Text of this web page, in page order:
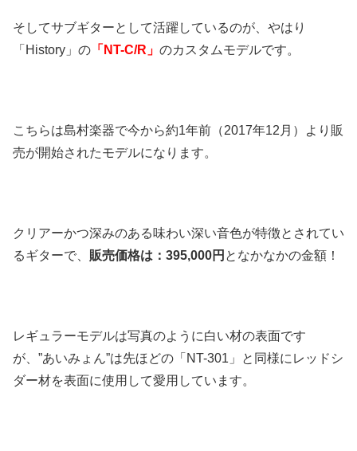
そしてサブギターとして活躍しているのが、やはり
「History」の 「NT-C/R」 のカスタムモデルです。
こちらは島村楽器で今から約1年前（2017年12月）より販
売が開始されたモデルになります。
クリアーかつ深みのある味わい深い音色が特徴とされてい
るギターで、 販売価格は：395,000円 となかなかの金額！
レギュラーモデルは写真のように白い材の表面です
が、”あいみょん”は先ほどの 「NT-301」と同様にレッドシ
ダー材を表面に使用して愛用 しています。